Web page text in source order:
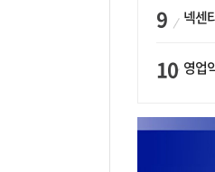
넥센타이
영업익